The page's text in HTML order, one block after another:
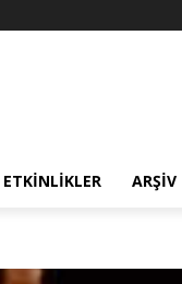
ETKINLIKLER ARŞIV